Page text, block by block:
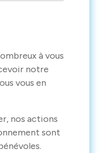
à vous
notre
vous en
nos actions
sont